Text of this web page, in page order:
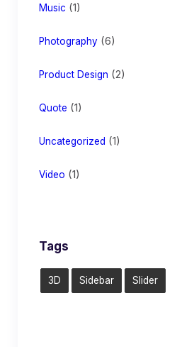
Music (1)
Photography (6)
Product Design (2)
Quote (1)
Uncategorized (1)
Video (1)
Tags
3D Sidebar Slider